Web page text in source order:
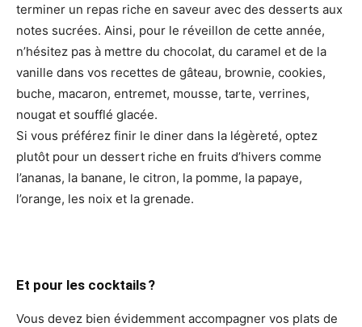
terminer un repas riche en saveur avec des desserts aux
notes sucrées. Ainsi, pour le réveillon de cette année,
n’hésitez pas à mettre du chocolat, du caramel et de la
vanille dans vos recettes de gâteau, brownie, cookies,
buche, macaron, entremet, mousse, tarte, verrines,
nougat et soufflé glacée.
Si vous préférez finir le diner dans la légèreté, optez
plutôt pour un dessert riche en fruits d’hivers comme
l’ananas, la banane, le citron, la pomme, la papaye,
l’orange, les noix et la grenade.
Et pour les cocktails ?
Vous devez bien évidemment accompagner vos plats de